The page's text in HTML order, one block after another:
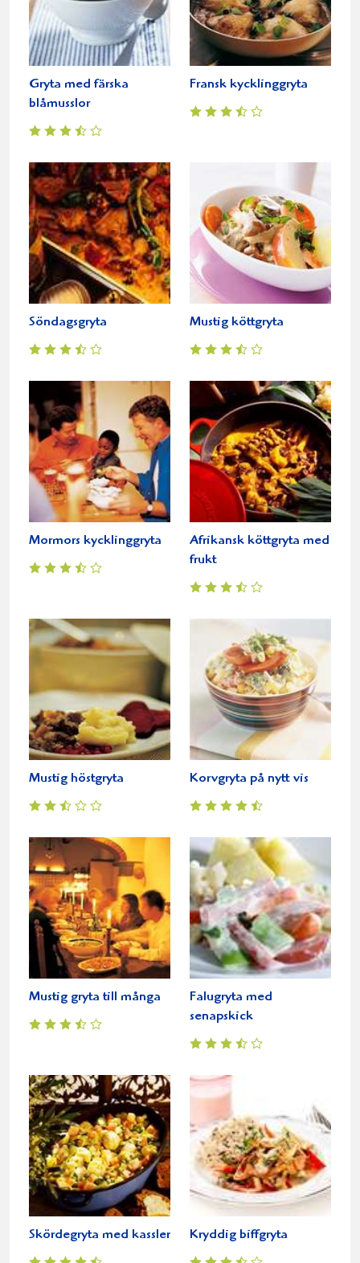
Gryta med färska
blåmusslor
Fransk kycklinggryta
Söndagsgryta Mustig köttgryta
Mormors kycklinggryta
Afrikansk köttgryta med
frukt
Mustig höstgryta Korvgryta på nytt vis
Mustig gryta till många
Falugryta med
senapskick
Skördegryta med kassler Kryddig biffgryta